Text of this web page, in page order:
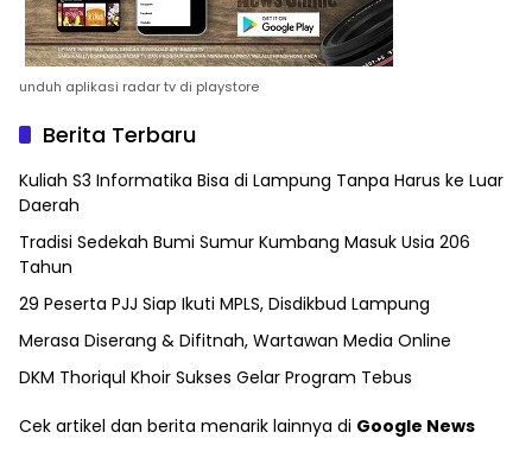
unduh aplikasi radar tv di playstore
Berita Terbaru
Kuliah S3 Informatika Bisa di Lampung Tanpa Harus ke Luar
Daerah
Tradisi Sedekah Bumi Sumur Kumbang Masuk Usia 206
Tahun
29 Peserta PJJ Siap Ikuti MPLS, Disdikbud Lampung
Merasa Diserang & Difitnah, Wartawan Media Online
DKM Thoriqul Khoir Sukses Gelar Program Tebus
Cek artikel dan berita menarik lainnya di Google News